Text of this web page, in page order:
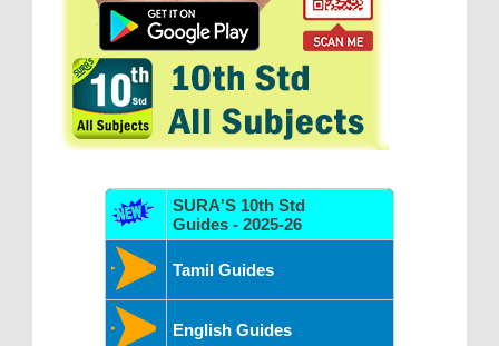
SURA'S 10th Std
Guides - 2025-26
Tamil Guides
English Guides